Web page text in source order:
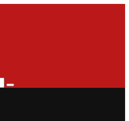
Search